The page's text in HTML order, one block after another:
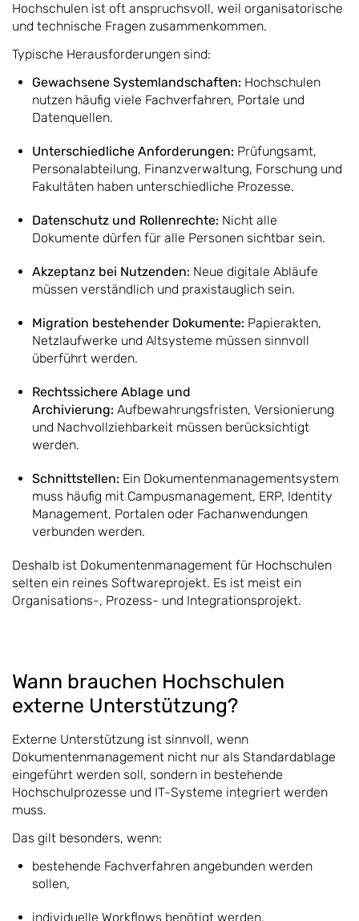
Hochschulen ist oft anspruchsvoll, weil organisatorische
und technische Fragen zusammenkommen.
Typische Herausforderungen sind:
Gewachsene Systemlandschaften: Hochschulen
nutzen häufig viele Fachverfahren, Portale und
Datenquellen.
Unterschiedliche Anforderungen: Prüfungsamt,
Personalabteilung, Finanzverwaltung, Forschung und
Fakultäten haben unterschiedliche Prozesse.
Datenschutz und Rollenrechte: Nicht alle
Dokumente dürfen für alle Personen sichtbar sein.
Akzeptanz bei Nutzenden: Neue digitale Abläufe
müssen verständlich und praxistauglich sein.
Migration bestehender Dokumente: Papierakten,
Netzlaufwerke und Altsysteme müssen sinnvoll
überführt werden.
Rechtssichere Ablage und
Archivierung: Aufbewahrungsfristen, Versionierung
und Nachvollziehbarkeit müssen berücksichtigt
werden.
Schnittstellen: Ein Dokumentenmanagementsystem
muss häufig mit Campusmanagement, ERP, Identity
Management, Portalen oder Fachanwendungen
verbunden werden.
Deshalb ist Dokumentenmanagement für Hochschulen
selten ein reines Softwareprojekt. Es ist meist ein
Organisations-, Prozess- und Integrationsprojekt.
Wann brauchen Hochschulen
externe Unterstützung?
Externe Unterstützung ist sinnvoll, wenn
Dokumentenmanagement nicht nur als Standardablage
eingeführt werden soll, sondern in bestehende
Hochschulprozesse und IT-Systeme integriert werden
muss.
Das gilt besonders, wenn:
bestehende Fachverfahren angebunden werden
sollen,
individuelle Workflows benötigt werden,